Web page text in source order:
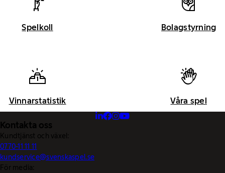
Spelkoll Bolagstyrning
Vinnarstatistik Våra spel
Kontakta oss
Kundtjänst och växel:
0770-11 11 11
kundservice@svenskaspel.se
För media: